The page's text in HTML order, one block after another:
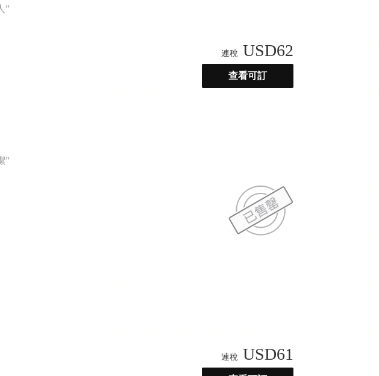
”
連稅 USD62
查看可訂
”
連稅 USD61